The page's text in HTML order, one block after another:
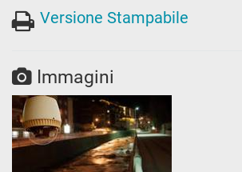
Versione Stampabile
Immagini